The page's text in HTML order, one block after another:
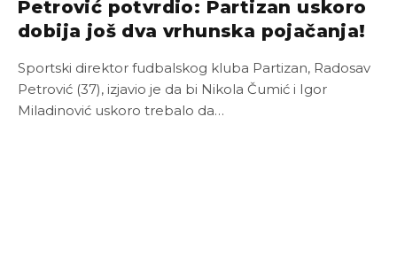
Petrović potvrdio: Partizan uskoro
dobija još dva vrhunska pojačanja!
Sportski direktor fudbalskog kluba Partizan, Radosav
Petrović (37), izjavio je da bi Nikola Čumić i Igor
Miladinović uskoro trebalo da…